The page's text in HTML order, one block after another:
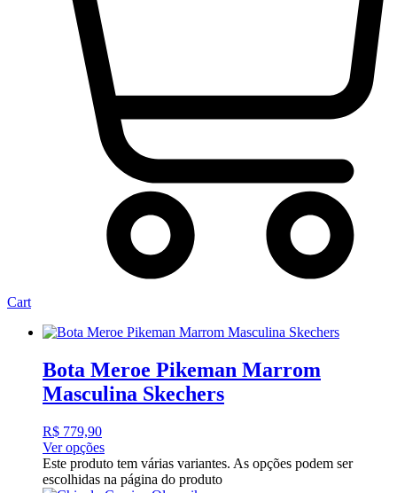
Cart
Bota Meroe Pikeman Marrom
Masculina Skechers
R$ 779,90
Ver opções
Este produto tem várias variantes. As opções podem ser
escolhidas na página do produto